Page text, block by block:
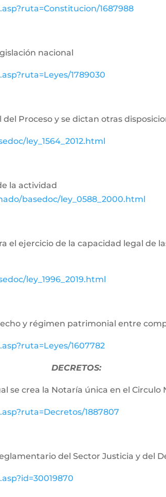
1687988
nacional
1789030
Proceso y se dictan otras
ley_1564_2012.html
la actividad
basedoc/ley_0588_2000.html
el ejercicio de la capacidad legal de
ley_1996_2019.html
y régimen patrimonial entre
1607782
DECRETOS:
se crea la Notaría única en el
1887807
del Sector Justicia y del